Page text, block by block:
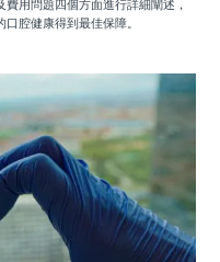
用問題四個方面進行詳細闡述，
腔健康得到最佳保障。